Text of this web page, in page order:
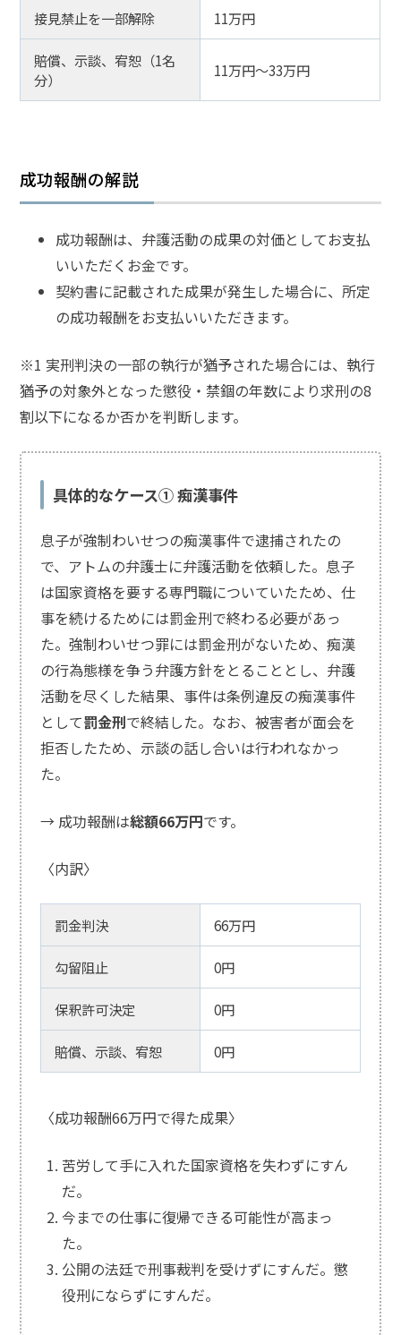
接見禁止を一部解除 11万円
賠償、示談、宥恕（1名
分）
11万円～33万円
成功報酬の解説
成功報酬は、弁護活動の成果の対価としてお支払
いいただくお金です。
契約書に記載された成果が発生した場合に、所定
の成功報酬をお支払いいただきます。
※1 実刑判決の一部の執行が猶予された場合には、執行
猶予の対象外となった懲役・禁錮の年数により求刑の8
割以下になるか否かを判断します。
具体的なケース① 痴漢事件
息子が強制わいせつの痴漢事件で逮捕されたの
で、アトムの弁護士に弁護活動を依頼した。息子
は国家資格を要する専門職についていたため、仕
事を続けるためには罰金刑で終わる必要があっ
た。強制わいせつ罪には罰金刑がないため、痴漢
の行為態様を争う弁護方針をとることとし、弁護
活動を尽くした結果、事件は条例違反の痴漢事件
として罰金刑で終結した。なお、被害者が面会を
拒否したため、示談の話し合いは行われなかっ
た。
→ 成功報酬は総額66万円です。
〈内訳〉
罰金判決 66万円
勾留阻止 0円
保釈許可決定 0円
賠償、示談、宥恕 0円
〈成功報酬66万円で得た成果〉
苦労して手に入れた国家資格を失わずにすん
だ。
今までの仕事に復帰できる可能性が高まっ
た。
公開の法廷で刑事裁判を受けずにすんだ。懲
役刑にならずにすんだ。